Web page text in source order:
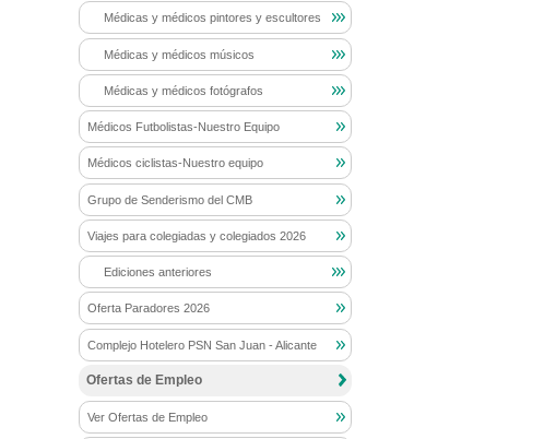
Médicas y médicos pintores y escultores
Médicas y médicos músicos
Médicas y médicos fotógrafos
Médicos Futbolistas-Nuestro Equipo
Médicos ciclistas-Nuestro equipo
Grupo de Senderismo del CMB
Viajes para colegiadas y colegiados 2026
Ediciones anteriores
Oferta Paradores 2026
Complejo Hotelero PSN San Juan - Alicante
Ofertas de Empleo
Ver Ofertas de Empleo